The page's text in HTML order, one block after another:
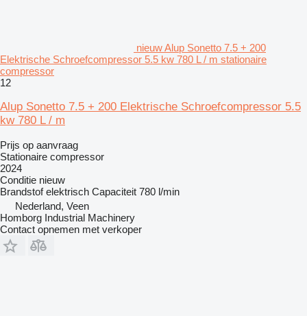
nieuw Alup Sonetto 7.5 + 200
Elektrische Schroefcompressor 5.5 kw 780 L / m stationaire
compressor
12
Alup Sonetto 7.5 + 200 Elektrische Schroefcompressor 5.5
kw 780 L / m
Prijs op aanvraag
Stationaire compressor
2024
Conditie nieuw
Brandstof elektrisch Capaciteit 780 l/min
Nederland, Veen
Homborg Industrial Machinery
Contact opnemen met verkoper